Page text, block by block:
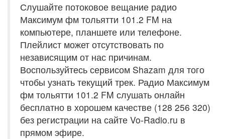
Слушайте потоковое вещание радио
Максимум фм тольятти 101.2 FM на
компьютере, планшете или телефоне.
Плейлист может отсутствовать по
независящим от нас причинам.
Воспользуйтесь сервисом Shazam для того
чтобы узнать текущий трек. Радио Максимум
фм тольятти 101.2 FM слушать онлайн
бесплатно в хорошем качестве (128 256 320)
без регистрации на сайте Vo-Radio.ru в
прямом эфире.